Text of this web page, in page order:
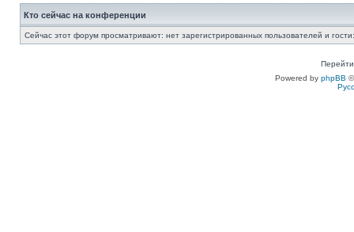
Кто сейчас на конференции
Сейчас этот форум просматривают: нет зарегистрированных пользователей и
Powered by phpBB